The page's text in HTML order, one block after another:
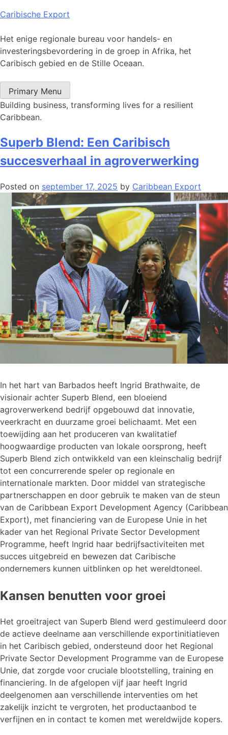
Skip
content
Caribische Export
Het enige regionale bureau voor handels- en
investeringsbevordering in de groep in Afrika, het
Caribisch gebied en de Stille Oceaan.
Primary Menu
Building business, transforming lives for a resilient
Caribbean.
Superb Blend: Een Caribisch
succesverhaal in agroverwerking
Posted on september 17, 2025 by Caribbean Export
In het hart van Barbados heeft Ingrid Brathwaite, de
visionair achter Superb Blend, een bloeiend
agroverwerkend bedrijf opgebouwd dat innovatie,
veerkracht en duurzame groei belichaamt. Met een
toewijding aan het produceren van kwalitatief
hoogwaardige producten van lokale oorsprong, heeft
Superb Blend zich ontwikkeld van een kleinschalig bedrijf
tot een concurrerende speler op regionale en
internationale markten. Door middel van strategische
partnerschappen en door gebruik te maken van de steun
van de Caribbean Export Development Agency (Caribbean
Export), met financiering van de Europese Unie in het
kader van het Regional Private Sector Development
Programme, heeft Ingrid haar bedrijfsactiviteiten met
succes uitgebreid en bewezen dat Caribische
ondernemers kunnen uitblinken op het wereldtoneel.
Kansen benutten voor groei
Het groeitraject van Superb Blend werd gestimuleerd door
de actieve deelname aan verschillende exportinitiatieven
in het Caribisch gebied, ondersteund door het Regional
Private Sector Development Programme van de Europese
Unie, dat zorgde voor cruciale blootstelling, training en
financiering. In de afgelopen vijf jaar heeft Ingrid
deelgenomen aan verschillende interventies om het
zakelijk inzicht te vergroten, het productaanbod te
verfijnen en in contact te komen met wereldwijde kopers.